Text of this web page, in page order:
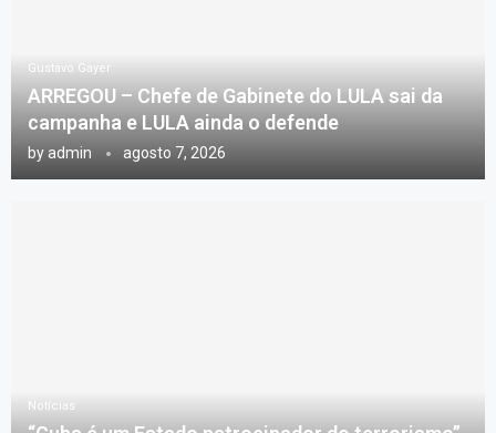
Gustavo Gayer
ARREGOU – Chefe de Gabinete do LULA sai da
campanha e LULA ainda o defende
by admin agosto 7, 2026
Notícias